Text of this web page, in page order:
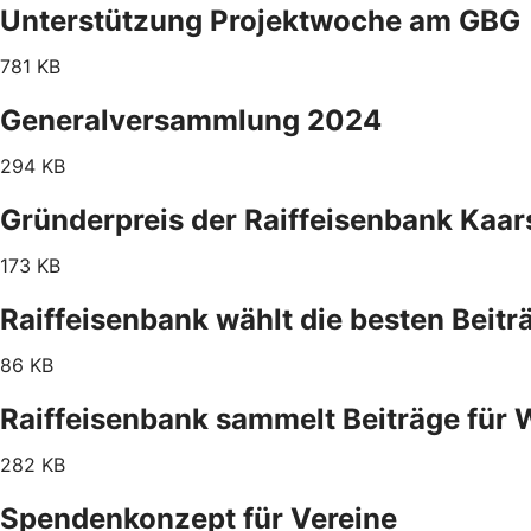
Unterstützung Projektwoche am GBG
781 KB
Generalversammlung 2024
294 KB
Gründerpreis der Raiffeisenbank
173 KB
Raiffeisenbank wählt die besten
86 KB
Raiffeisenbank sammelt Beiträge für
282 KB
Spendenkonzept für Vereine